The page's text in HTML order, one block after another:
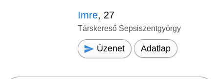
Imre, 27
Társkereső Sepsiszentgyörgy
Üzenet Adatlap